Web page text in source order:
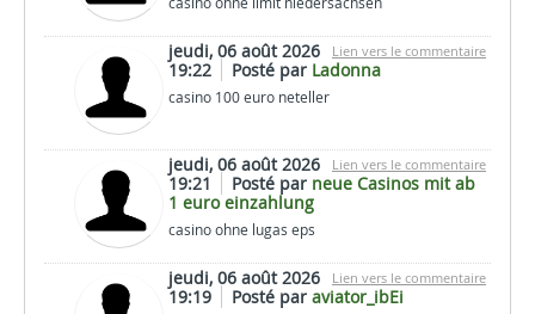
Lien vers le commentaire
jeudi, 06 août 2026
19:22
Posté par Ladonna
casino 100 euro neteller
Lien vers le commentaire
jeudi, 06 août 2026
19:21
Posté par neue Casinos mit ab
1 euro einzahlung
casino ohne lugas eps
Lien vers le commentaire
jeudi, 06 août 2026
19:19
Posté par aviator_ibEi